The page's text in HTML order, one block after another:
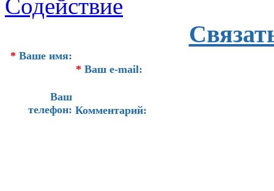
* Ваше имя:
* Ваш e-mail:
Ваш
телефон: Комментарий: